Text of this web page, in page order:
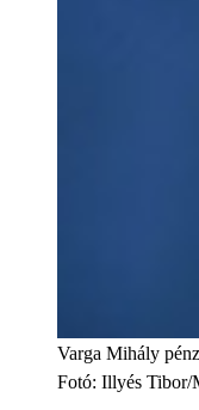
Varga Mihály
Fotó: Illyés